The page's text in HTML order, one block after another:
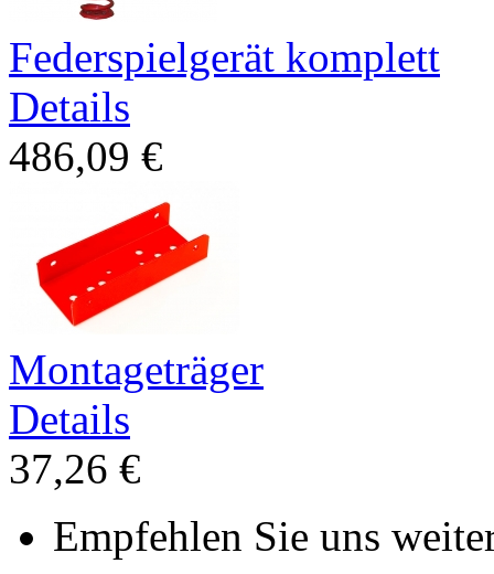
Federspielgerät komplett
Details
486,09 €
Montageträger
Details
37,26 €
Empfehlen Sie uns